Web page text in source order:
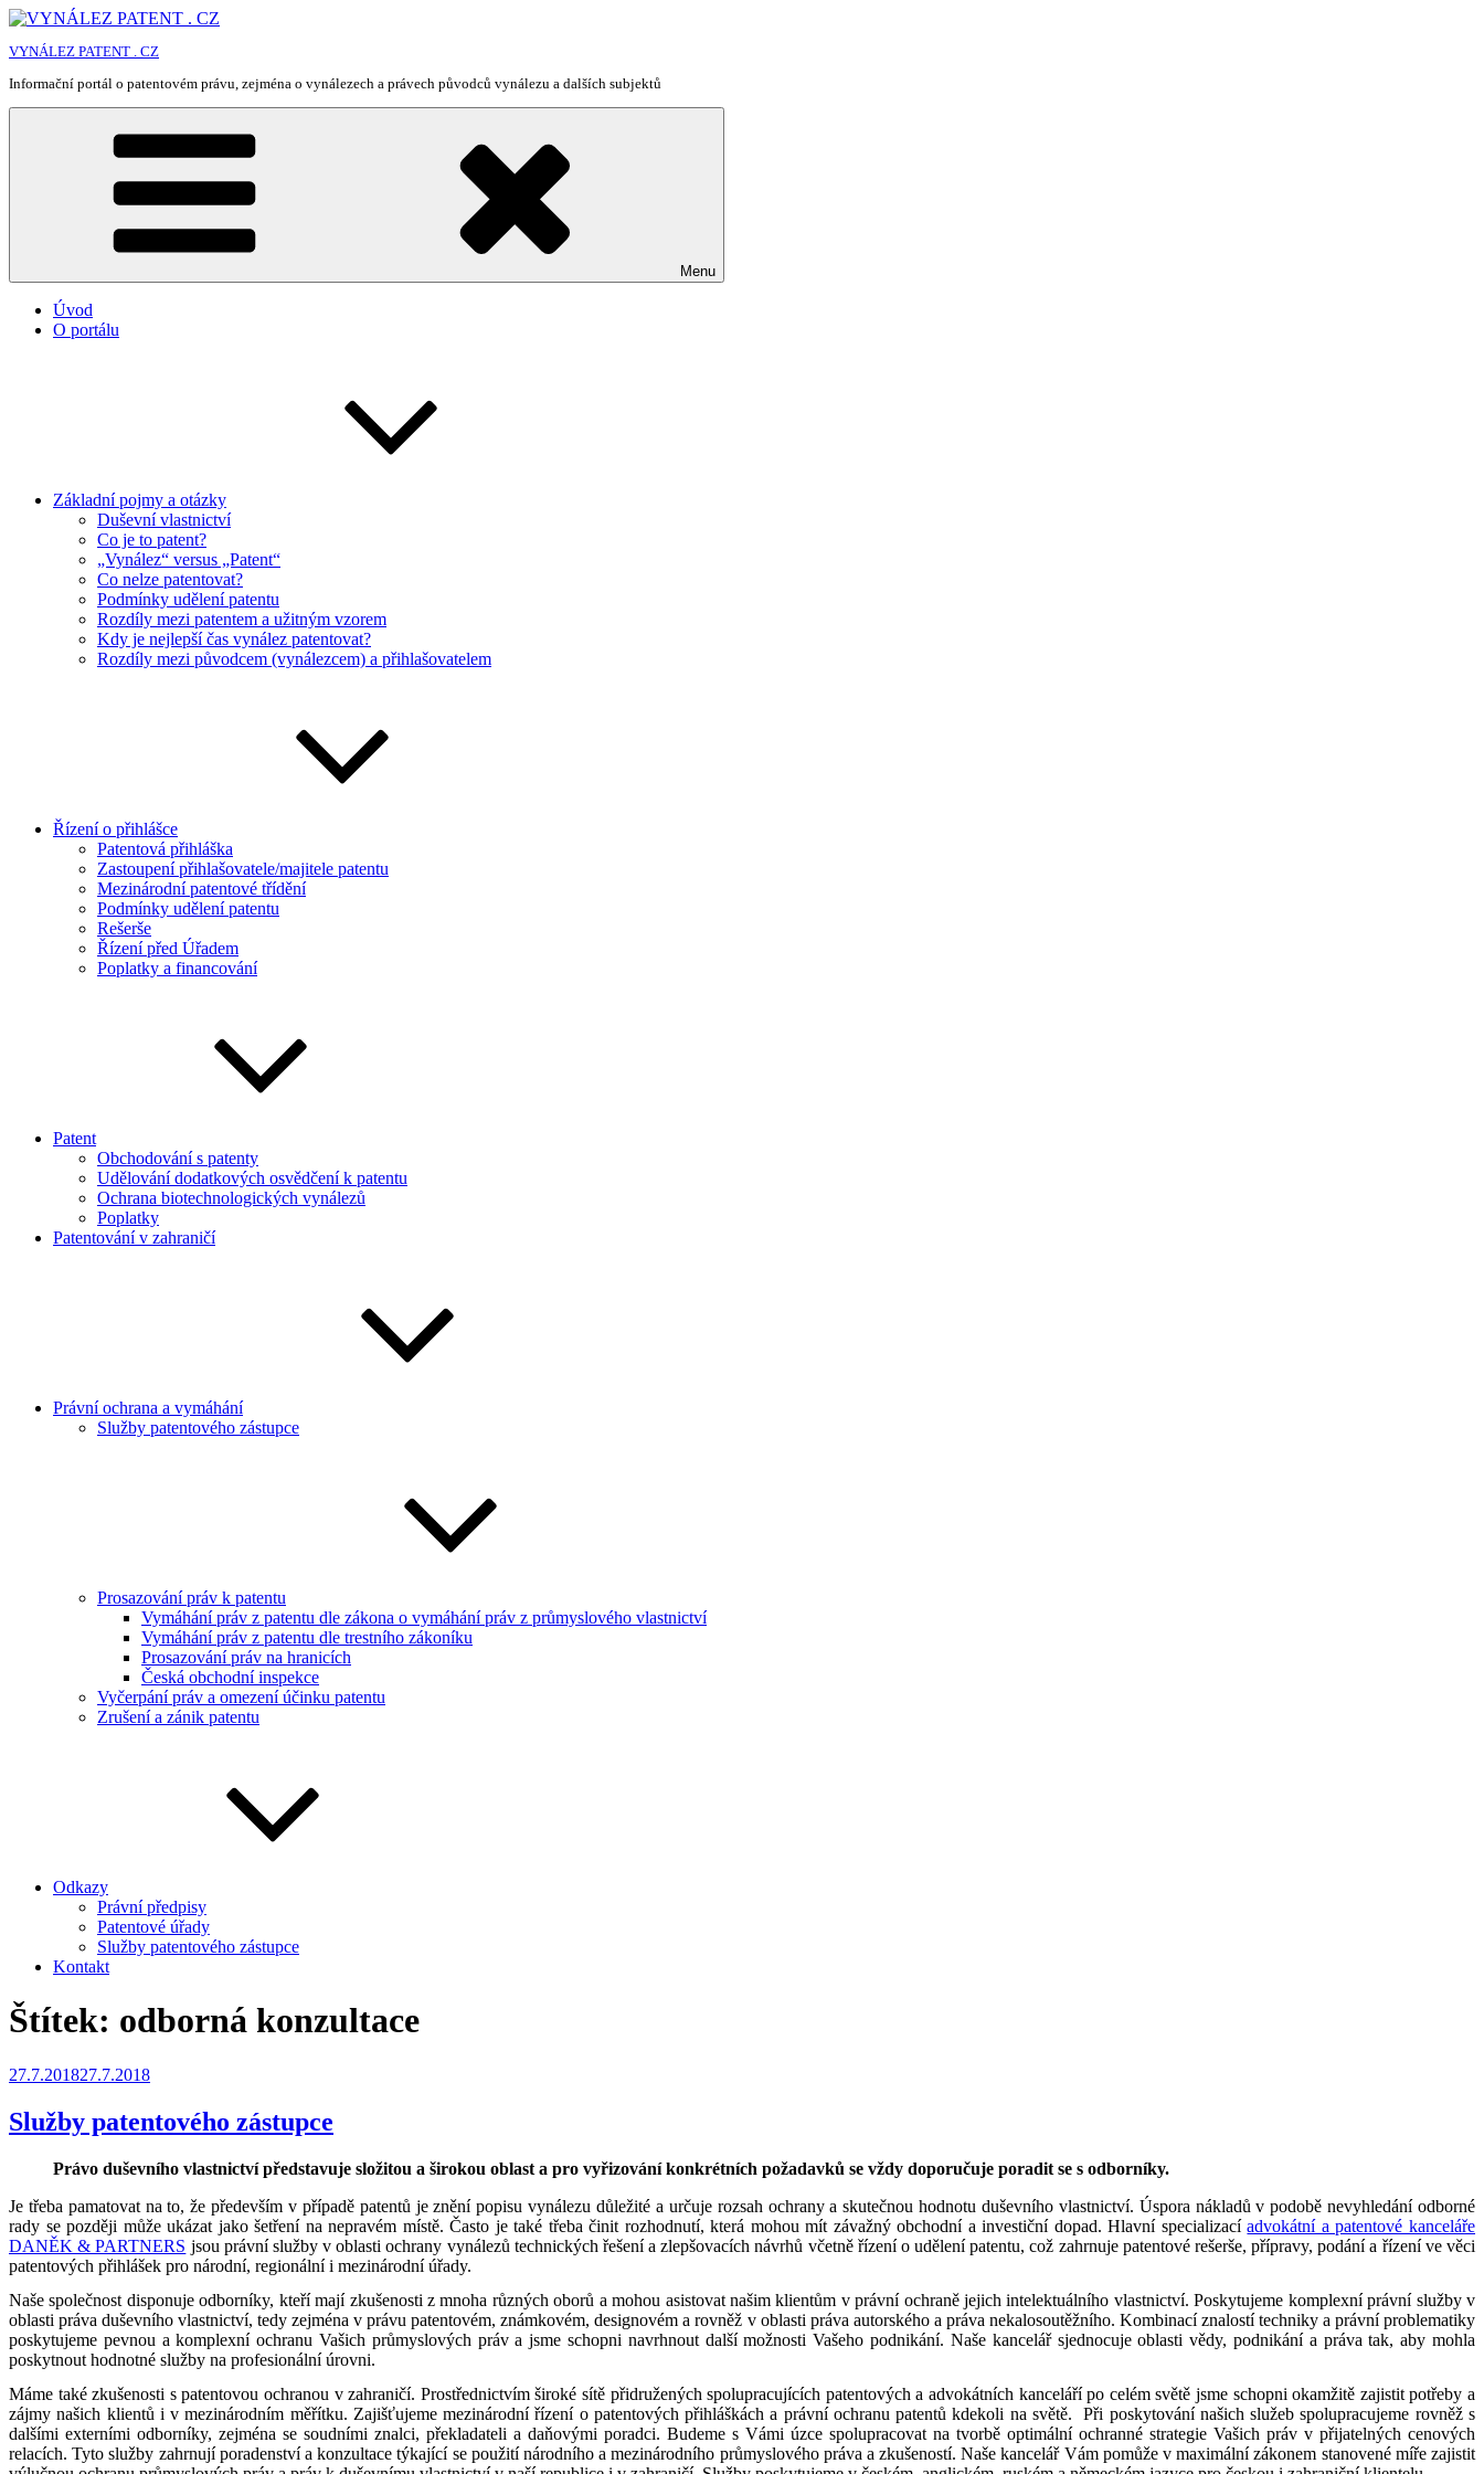
Přejít
obsahu
webu
VYNÁLEZ PATENT . CZ
Informační portál o patentovém právu, zejména o vynálezech a právech původců vynálezu a dalších subjektů
Menu
Úvod
O portálu
Základní pojmy a otázky
Duševní vlastnictví
Co je to patent?
„Vynález“ versus „Patent“
Co nelze patentovat?
Podmínky udělení patentu
Rozdíly mezi patentem a užitným vzorem
Kdy je nejlepší čas vynález patentovat?
Rozdíly mezi původcem (vynálezcem) a přihlašovatelem
Řízení o přihlášce
Patentová přihláška
Zastoupení přihlašovatele/majitele patentu
Mezinárodní patentové třídění
Podmínky udělení patentu
Rešerše
Řízení před Úřadem
Poplatky a financování
Patent
Obchodování s patenty
Udělování dodatkových osvědčení k patentu
Ochrana biotechnologických vynálezů
Poplatky
Patentování v zahraničí
Právní ochrana a vymáhání
Služby patentového zástupce
Prosazování práv k patentu
Vymáhání práv z patentu dle zákona o vymáhání práv z průmyslového vlastnictví
Vymáhání práv z patentu dle trestního zákoníku
Prosazování práv na hranicích
Česká obchodní inspekce
Vyčerpání práv a omezení účinku patentu
Zrušení a zánik patentu
Odkazy
Právní předpisy
Patentové úřady
Služby patentového zástupce
Kontakt
Štítek: odborná konzultace
Publikováno
27.7.201827.7.2018
Služby patentového zástupce
Právo duševního vlastnictví představuje složitou a širokou oblast a pro vyřizování konkrétních požadavků se vždy doporučuje poradit se s odborníky.
Je třeba pamatovat na to, že především v případě patentů je znění popisu vynálezu důležité a určuje rozsah ochrany a skutečnou hodnotu duševního vlastnictví. Úspora nákladů v podobě nevyhledání odborné
rady se později může ukázat jako šetření na nepravém místě. Často je také třeba činit rozhodnutí, která mohou mít závažný obchodní a investiční dopad. Hlavní specializacíadvokátní a patentové kanceláře
DANĚK & PARTNERS jsou právní služby v oblasti ochrany vynálezů technických řešení a zlepšovacích návrhů včetně řízení o udělení patentu, což zahrnuje patentové rešerše, přípravy, podání a řízení ve věci
patentových přihlášek pro národní, regionální i mezinárodní úřady.
Naše společnost disponuje odborníky, kteří mají zkušenosti z mnoha různých oborů a mohou asistovat našim klientům v právní ochraně jejich intelektuálního vlastnictví. Poskytujeme komplexní právní služby v
oblasti práva duševního vlastnictví, tedy zejména v právu patentovém, známkovém, designovém a rovněž v oblasti práva autorského a práva nekalosoutěžního. Kombinací znalostí techniky a právní problematiky
poskytujeme pevnou a komplexní ochranu Vašich průmyslových práv a jsme schopni navrhnout další možnosti Vašeho podnikání. Naše kancelář sjednocuje oblasti vědy, podnikání a práva tak, aby mohla
poskytnout hodnotné služby na profesionální úrovni.
Máme také zkušenosti s patentovou ochranou v zahraničí. Prostřednictvím široké sítě přidružených spolupracujících patentových a advokátních kanceláří po celém světě jsme schopni okamžitě zajistit potřeby a
zájmy našich klientů i v mezinárodním měřítku. Zajišťujeme mezinárodní řízení o patentových přihláškách a právní ochranu patentů kdekoli na světě. Při poskytování našich služeb spolupracujeme rovněž s
dalšími externími odborníky, zejména se soudními znalci, překladateli a daňovými poradci. Budeme s Vámi úzce spolupracovat na tvorbě optimální ochranné strategie Vašich práv v přijatelných cenových
relacích. Tyto služby zahrnují poradenství a konzultace týkající se použití národního a mezinárodního průmyslového práva a zkušeností. Naše kancelář Vám pomůže v maximální zákonem stanovené míře zajistit